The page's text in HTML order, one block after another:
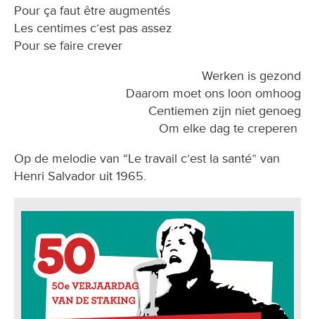
Pour ça faut être augmentés
Les centimes c’est pas assez
Pour se faire crever
Werken is gezond
Daarom moet ons loon omhoog
Centiemen zijn niet genoeg
Om elke dag te creperen
Op de melodie van “Le travail c’est la santé” van
Henri Salvador uit 1965.